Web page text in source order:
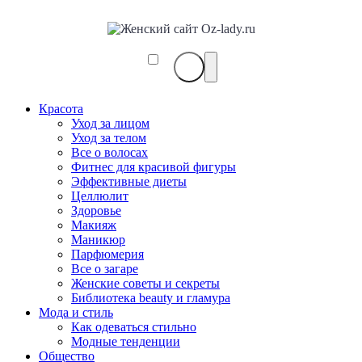
Красота
Уход за лицом
Уход за телом
Все о волосах
Фитнес для красивой фигуры
Эффективные диеты
Целлюлит
Здоровье
Макияж
Маникюр
Парфюмерия
Все о загаре
Женские советы и секреты
Библиотека beauty и гламура
Мода и стиль
Как одеваться стильно
Модные тенденции
Общество